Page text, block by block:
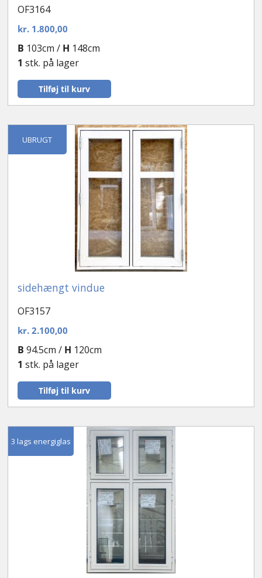
OF3164
kr.1.800,00
Tilføj til kurv
B 103cm / H 148cm
1 stk. på lager
UBRUGT
sidehængt vindue
OF3157
kr.2.100,00
Tilføj til kurv
B 94.5cm / H 120cm
1 stk. på lager
3 lags energiglas